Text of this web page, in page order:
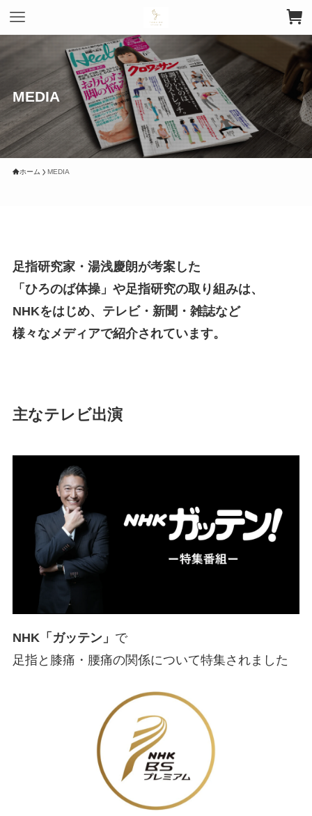
MEDIA
ホーム MEDIA
足指研究家・湯浅慶朗が考案した
「ひろのば体操」や足指研究の取り組みは、
NHKをはじめ、テレビ・新聞・雑誌など
様々なメディアで紹介されています。
主なテレビ出演
NHK「ガッテン」 で
足指と膝痛・腰痛の関係について特集されました